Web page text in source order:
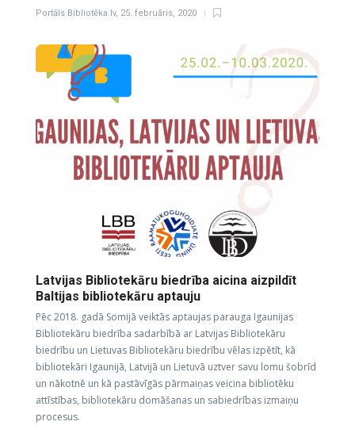
Portāls Bibliotēka.lv, 25. februāris, 2020
Latvijas Bibliotekāru biedrība aicina aizpildīt
Baltijas bibliotekāru aptauju
Pēc 2018. gadā Somijā veiktās aptaujas parauga Igaunijas
Bibliotekāru biedrība sadarbībā ar Latvijas Bibliotekāru
biedrību un Lietuvas Bibliotekāru biedrību vēlas izpētīt, kā
bibliotekāri Igaunijā, Latvijā un Lietuvā uztver savu lomu šobrīd
un nākotnē un kā pastāvīgās pārmaiņas veicina bibliotēku
attīstības, bibliotekāru domāšanas un sabiedrības izmaiņu
procesus.